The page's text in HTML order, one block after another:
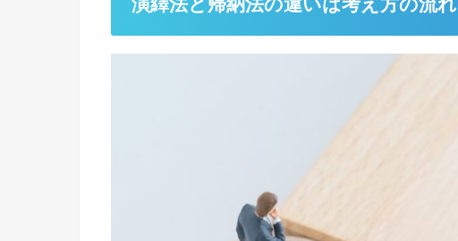
演繹法と帰納法の違いは考え方の流れ